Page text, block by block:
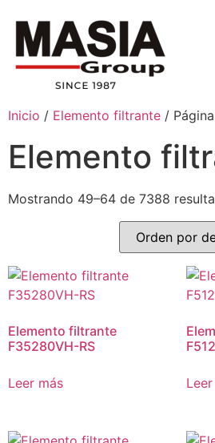
Inicio / Elemento filtrante /
Elemento
Mostrando 49–64 de 7388
Elemento filtrante
F35280VH-RS
Leer más